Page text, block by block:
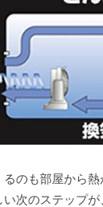
のも部屋から
次のステップが